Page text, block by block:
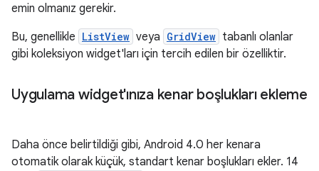
emin olmanız gerekir.
Bu, genellikle ListView veya GridView tabanlı olanlar
gibi koleksiyon widget'ları için tercih edilen bir özelliktir.
Uygulama widget'ınıza kenar boşlukları ekleme
Daha önce belirtildiği gibi, Android 4.0 her kenara
otomatik olarak küçük, standart kenar boşlukları ekler. 14